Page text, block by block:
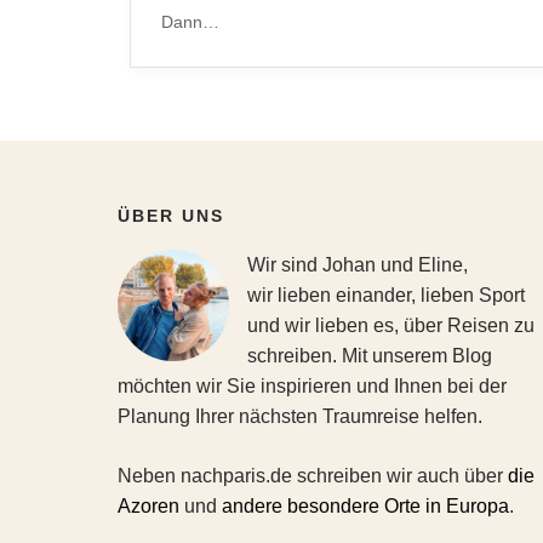
Dann…
ÜBER UNS
Wir sind Johan und Eline,
wir lieben einander, lieben Sport
und wir lieben es, über Reisen zu
schreiben. Mit unserem Blog
möchten wir Sie inspirieren und Ihnen bei der
Planung Ihrer nächsten Traumreise helfen.
Neben nachparis.de schreiben wir auch über die
Azoren und andere besondere Orte in Europa.